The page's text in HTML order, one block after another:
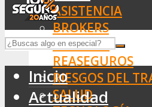
ASISTENCIA
BROKERS
SEGUROS
REASEGUROS
RIESGOS DEL
SALUD
Inicio
Actualidad